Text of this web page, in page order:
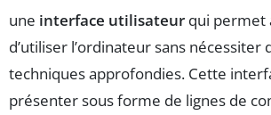
une interface utilisateur qui permet
d’utiliser l’ordinateur sans nécessiter
techniques approfondies. Cette
présenter sous forme de lignes de